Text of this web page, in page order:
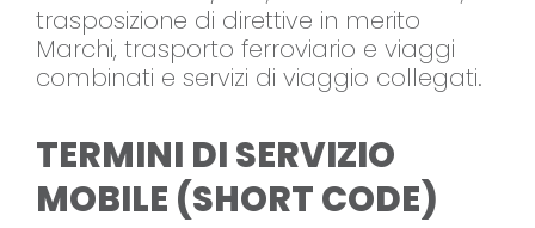
trasposizione di direttive in merito
Marchi, trasporto ferroviario e viaggi
combinati e servizi di viaggio collegati.
TERMINI DI SERVIZIO
MOBILE (SHORT CODE)